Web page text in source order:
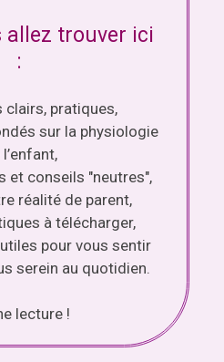
allez trouver ici
:
clairs, pratiques,
sur la physiologie
l’enfant,
et conseils "neutres",
réalité de parent,
à télécharger,
pour vous sentir
serein au quotidien.
lecture !